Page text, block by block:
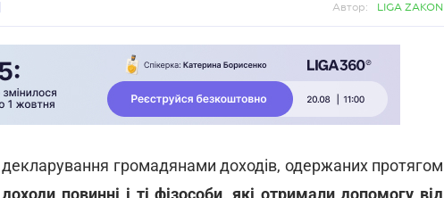
Автор: LIGA ZAKON
декларування громадянами доходів, одержаних протягом
повинні і ті фізособи, які отримали допомогу від